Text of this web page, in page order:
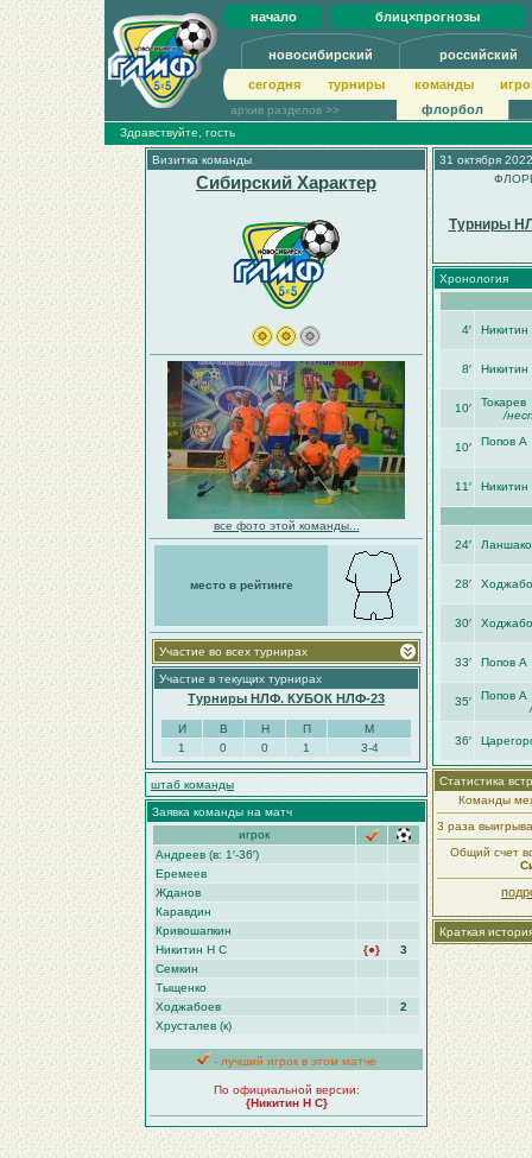
начало блиц×прогнозы
новосибирский российский
сегодня турниры команды
архив разделов >> флорбол
Здравствуйте, гость
Визитка команды
Сибирский Характер
все фото этой команды...
место в рейтинге
Участие во всех турнирах
Участие в текущих турнирах
Турниры НЛФ. КУБОК НЛФ-23
И В Н П
М
1
0 0 1 3-4
штаб команды
Заявка команды на матч
игрок
Андреев (в: 1′-36′)
Еремеев
Жданов
Каравдин
Кривошапкин
Никитин Н С
{●}
3
Семкин
Тыщенко
Ходжабоев
2
Хрусталев (к)
- лучший игрок в этом матче
По официальной версии:
{Никитин Н С}
31 октября
Турниры
Хронология
4′
8′
10′
Токарев
/
10′ Попов А
11′
24′
28′
30′
33′ Попов А
35′
Попов А
36′
Статистика
Команды
3 раза
Общий счет
Краткая